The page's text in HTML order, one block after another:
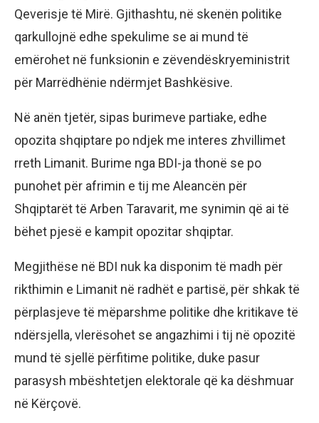
Qeverisje të Mirë. Gjithashtu, në skenën politike
qarkullojnë edhe spekulime se ai mund të
emërohet në funksionin e zëvendëskryeministrit
për Marrëdhënie ndërmjet Bashkësive.
Në anën tjetër, sipas burimeve partiake, edhe
opozita shqiptare po ndjek me interes zhvillimet
rreth Limanit. Burime nga BDI-ja thonë se po
punohet për afrimin e tij me Aleancën për
Shqiptarët të Arben Taravarit, me synimin që ai të
bëhet pjesë e kampit opozitar shqiptar.
Megjithëse në BDI nuk ka disponim të madh për
rikthimin e Limanit në radhët e partisë, për shkak të
përplasjeve të mëparshme politike dhe kritikave të
ndërsjella, vlerësohet se angazhimi i tij në opozitë
mund të sjellë përfitime politike, duke pasur
parasysh mbështetjen elektorale që ka dëshmuar
në Kërçovë.